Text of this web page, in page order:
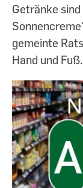
Getränke
gemeinte
Hand und Fuß.